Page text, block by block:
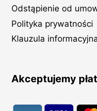
Odstąpienie od
Polityka prywatności
Klauzula
Akceptujemy